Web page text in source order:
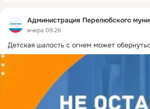
вчера 09:26
Детская шалость с огнем может